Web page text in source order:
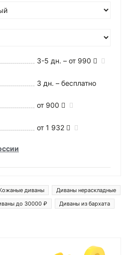
3-5 дн. – от 990
3 дн. – бесплатно
от 900
от 1 932
диваны
Диваны нераскладные
до 30000 ₽
Диваны из бархата